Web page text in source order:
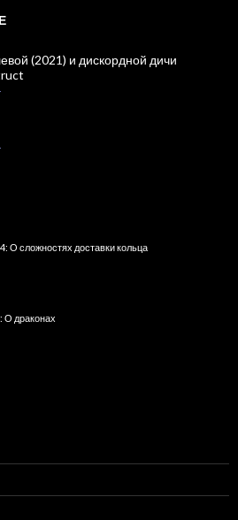
(2021) и дискордной дичи
О сложностях доставки кольца
О драконах